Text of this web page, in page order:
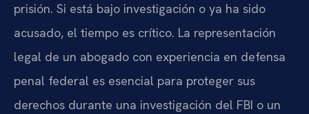
prisión. Si está bajo investigación o ya ha sido
acusado, el tiempo es crítico. La representación
legal de un abogado con experiencia en defensa
penal federal es esencial para proteger sus
derechos durante una investigación del FBI o un